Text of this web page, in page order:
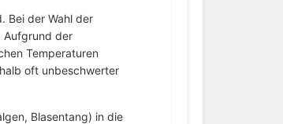
Bei der Wahl der
Aufgrund der
Temperaturen
oft unbeschwerter
Blasentang) in die